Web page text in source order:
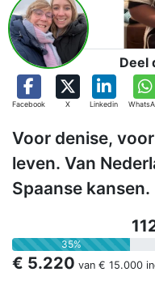
Deel
Facebook X Linkedin
Voor denise,
leven. Van
Spaanse kansen.
35%
€ 5.220 van € 15.000